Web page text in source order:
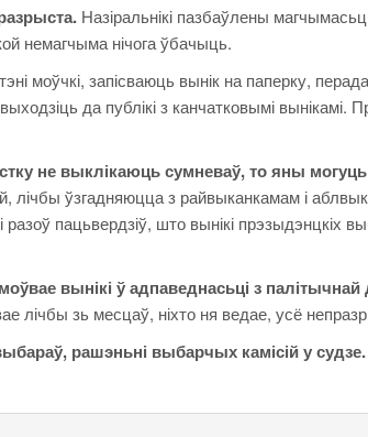
Назіральнікі пазбаўлены
немагчыма нічога ўбачыць.
моўчкі, запісваюць вынік на паперку,
да публікі з канчатковымі вынікамі.
не выклікаюць сумневаў, то яны
лічбы ўзгадняюцца з райвыканкамам і
пацьвердзіў, што вынікі прэзыдэнцкіх
вынікі ў адпаведнасьці з
лічбы зь месцаў, ніхто ня ведае, усё
рашэньні выбарчых камісій у судзе.